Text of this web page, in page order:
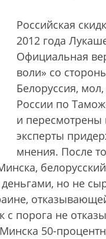
Российская
2012 года
Официальная
воли» со
Белоруссия,
России по
и пересмотрены
эксперты
мнения. После
но не
с порога не
50-